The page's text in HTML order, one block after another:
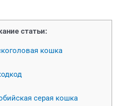
статьи:
кошка
серая кошка